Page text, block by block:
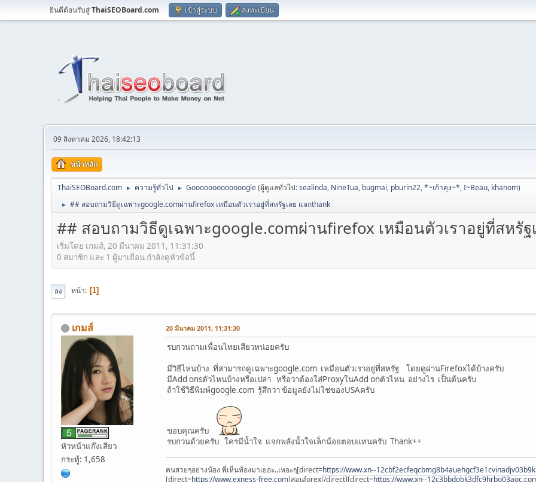
ยินดีต้อนรับสู่ThaiSEOBoard.com เข้าสู่ระบบ ลงทะเบียน
09 สิงหาคม 2026, 18:42:13
หน้าหลัก
ThaiSEOBoard.com ► ความรู้ทั่วไป ► Gooooooooooooogle(ผู้ดูแลทั่วไป:sealinda, NineTua, bugmai, pburin22,*~เก้าคุง~*,I~Beau, khanom)
► ## สอบถามวิธีดูเฉพาะgoogle.comผ่านfirefox เหมือนตัวเราอยู่ที่สหรัฐเลย แจกthank
## สอบถามวิธีดูเฉพาะgoogle.comผ่านfirefox เหมือนตัวเราอยู่ที่สหรั
เริ่มโดย เกมส์, 20 มีนาคม 2011, 11:31:30
0 สมาชิก และ 1 ผู้มาเยือน กำลังดูหัวข้อนี้
ลง หน้า 1
เกมส์
หัวหน้าแก๊งเสียว
กระทู้: 1,658
20 มีนาคม 2011, 11:31:30
รบกวนถามเพื่อนไทยเสียวหน่อยครับ
มีวิธีไหนบ้าง ที่สามารถดูเฉพาะgoogle.com เหมือนตัวเราอยู่ที่สหรัฐ โดยดูผ่านFirefoxได้บ้างครับ
มีAdd onsตัวไหนบ้างหรือเปล่า หรือว่าต้องใส่ProxyในAdd onตัวไหน อย่างไร เป็นต้นครับ
ถ้าใช้วิธีพิมพ์google.com รู้สึกว่า ข้อมูลยังไม่ใช่ของUSAครับ
ขอบคุณครับ
รบกวนด้วยครับ ใครมีน้ำใจ แจกพลังน้ำใจเล็กน้อยตอบแทนครับ Thank++
คนสวยๆอย่างน้อง พี่เห็นท้องมาเยอะ..เหอะๆ[direct=https://www.xn--
[direct=https://www.exness-free.com]สอนforex[/direct][direct=https://www.xn--